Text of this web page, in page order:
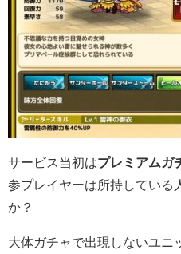
サービス当初はプレミアムガ
参プレイヤーは所持している
か？
大体ガチャで出現しないユニ